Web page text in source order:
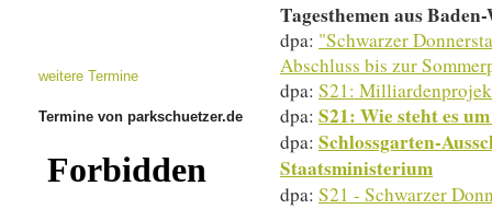
Tagesthemen aus
dpa: "Schwarzer
Abschluss bis zur
dpa: S21:
dpa: S21: Wie steht es
dpa: Schlossgarten-
Staatsministerium
dpa: S21 - Schwarzer
weitere Termine
Termine von parkschuetzer.de